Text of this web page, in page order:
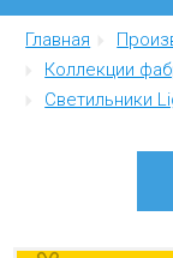
Люстры
Бра
Главная
Коллекции
Светильники